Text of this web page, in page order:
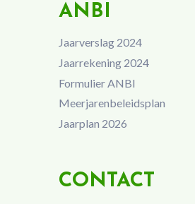
ANBI
Jaarverslag 2024
Jaarrekening 2024
Formulier ANBI
Meerjarenbeleidsplan
Jaarplan 2026
CONTACT